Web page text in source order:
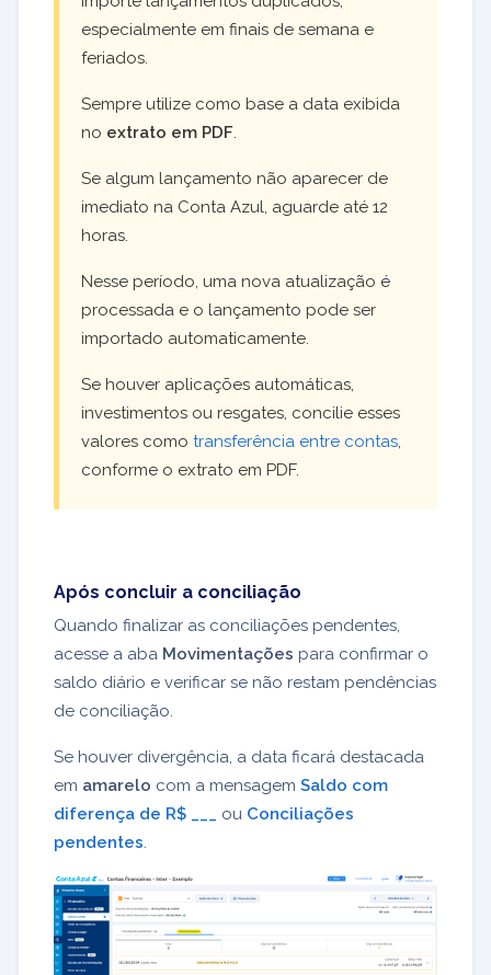
especialmente em finais de semana e
feriados.
Sempre utilize como base a data exibida
no extrato em PDF.
Se algum lançamento não aparecer de
imediato na Conta Azul, aguarde até 12
horas.
Nesse período, uma nova atualização é
processada e o lançamento pode ser
importado automaticamente.
Se houver aplicações automáticas,
investimentos ou resgates, concilie esses
valores como transferência entre contas,
conforme o extrato em PDF.
Após concluir a conciliação
Quando finalizar as conciliações pendentes,
acesse a aba Movimentações para confirmar o
saldo diário e verificar se não restam pendências
de conciliação.
Se houver divergência, a data ficará destacada
em amarelo com a mensagem Saldo com
diferença de R$ ___ ou Conciliações
pendentes.